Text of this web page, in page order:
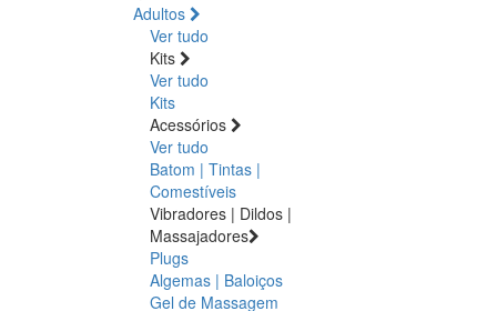
Adultos
Ver tudo
Kits
Ver tudo
Kits
Acessórios
Ver tudo
Batom | Tintas |
Comestíveis
Vibradores | Dildos |
Massajadores
Plugs
Algemas | Baloiços
Gel de Massagem